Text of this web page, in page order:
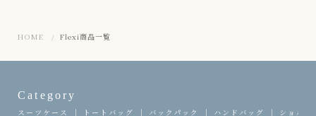
HOME Flexi商品一覧
Category
スーツケース トートバッグ バックパック ハンドバッグ ショル